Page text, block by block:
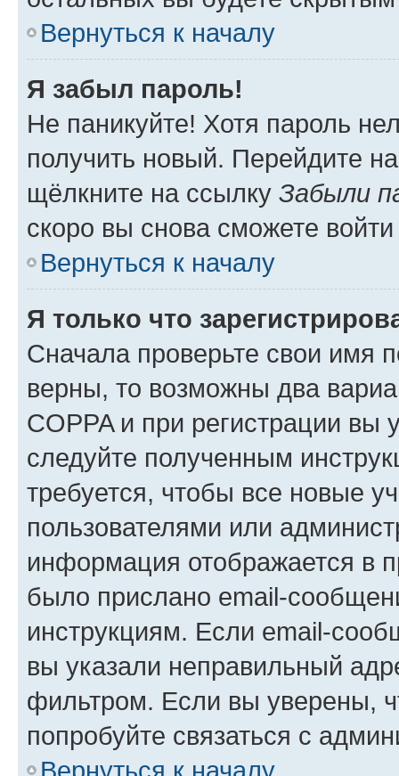
Вернуться к началу
Я забыл пароль!
Не паникуйте! Хотя пароль
получить новый. Перейдите
щёлкните на ссылку Забыли
скоро вы снова сможете
Вернуться к началу
Я только что
Сначала проверьте свои имя
верны, то возможны два
COPPA и при регистрации вы
следуйте полученным
требуется, чтобы все новые
пользователями или
информация отображается в
было прислано email-
инструкциям. Если email-
вы указали неправильный
фильтром. Если вы уверены,
попробуйте связаться с
Вернуться к началу